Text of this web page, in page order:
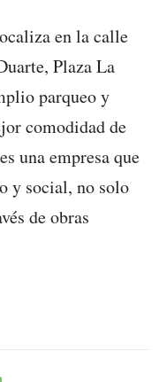
en la calle
Plaza La
parqueo y
comodidad de
una empresa que
y social, no solo
de obras